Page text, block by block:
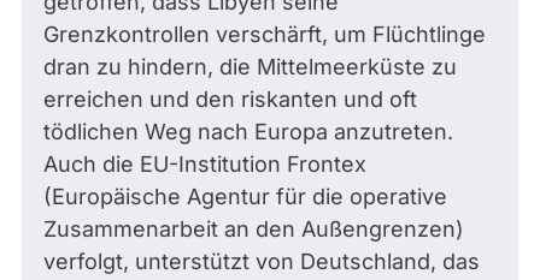
Spenden
Grenzkontrollen verschärft, um Flüchtlinge
dran zu hindern, die Mittelmeerküste zu
erreichen und den riskanten und oft
tödlichen Weg nach Europa anzutreten.
Auch die EU-Institution Frontex
(Europäische Agentur für die operative
Zusammenarbeit an den Außengrenzen)
verfolgt, unterstützt von Deutschland, das